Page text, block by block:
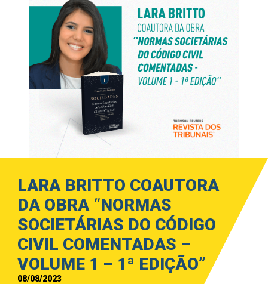
LARA BRITTO COAUTORA
DA OBRA “NORMAS
SOCIETÁRIAS DO CÓDIGO
CIVIL COMENTADAS –
VOLUME 1 – 1ª EDIÇÃO”
08/08/2023